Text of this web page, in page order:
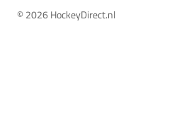
© 2026 HockeyDirect.nl